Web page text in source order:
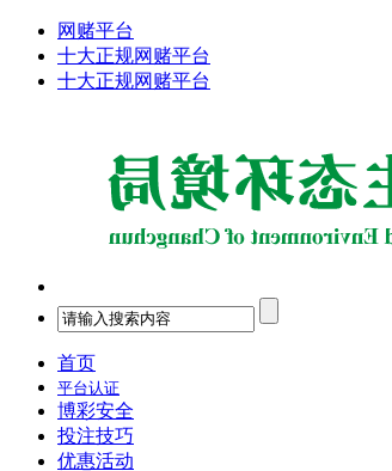
网赌平台
十大正规网赌平台
十大正规网赌平台
首页
平台认证
博彩安全
投注技巧
优惠活动